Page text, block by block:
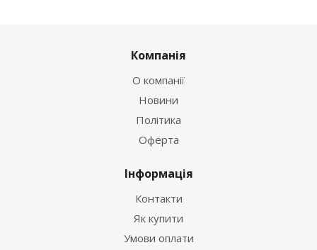
Компанія
О компанії
Новини
Політика
Оферта
Інформація
Контакти
Як купити
Умови оплати